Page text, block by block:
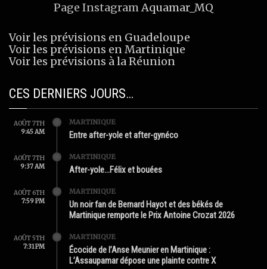
Page InstagramAquamar_MQ
Voir les prévisions en Guadeloupe
Voir les prévisions en Martinique
Voir les prévisions à la Réunion
CES DERNIERS JOURS…
AOÛT 7TH
9:45 AM
MARTINIQUE
Entre after-yole et after-gynéco
AOÛT 7TH
9:37 AM
MARTINIQUE
After-yole…Félix et bouées
AOÛT 6TH
7:59 PM
MARTINIQUE
Un noir fan de Bernard Hayot et des békés de
Martinique remporte le Prix Antoine Crozat 2026
AOÛT 5TH
7:31 PM
MARTINIQUE
Écocide de l’Anse Meunier en Martinique :
L’Assaupamar dépose une plainte contre X